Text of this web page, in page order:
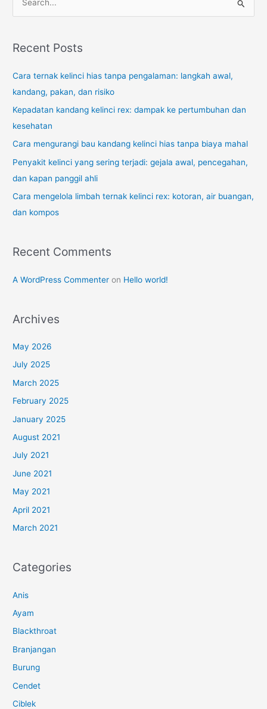
r
h
f
o
r
:
Recent Posts
Cara ternak kelinci hias tanpa pengalaman: langkah awal,
kandang, pakan, dan risiko
Kepadatan kandang kelinci rex: dampak ke pertumbuhan dan
kesehatan
Cara mengurangi bau kandang kelinci hias tanpa biaya mahal
Penyakit kelinci yang sering terjadi: gejala awal, pencegahan,
dan kapan panggil ahli
Cara mengelola limbah ternak kelinci rex: kotoran, air buangan,
dan kompos
Recent Comments
A WordPress Commenter on Hello world!
Archives
May 2026
July 2025
March 2025
February 2025
January 2025
August 2021
July 2021
June 2021
May 2021
April 2021
March 2021
Categories
Anis
Ayam
Blackthroat
Branjangan
Burung
Cendet
Ciblek